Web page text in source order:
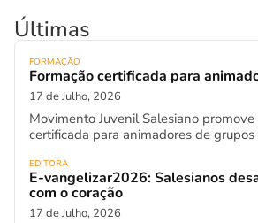
Últimas
FORMAÇÃO
Formação certificada para
17 de Julho, 2026
Movimento Juvenil Salesiano
certificada para animadores de
EDITORA
E-vangelizar2026: Salesianos
com o coração
17 de Julho, 2026